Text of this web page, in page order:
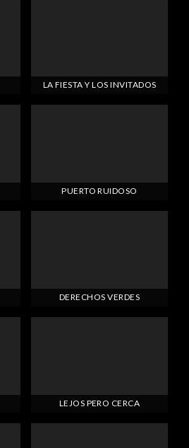
LA FIESTA Y LOS INVITADOS
PUERTO RUIDOSO
DERECHOS VERDES
LEJOS PERO CERCA